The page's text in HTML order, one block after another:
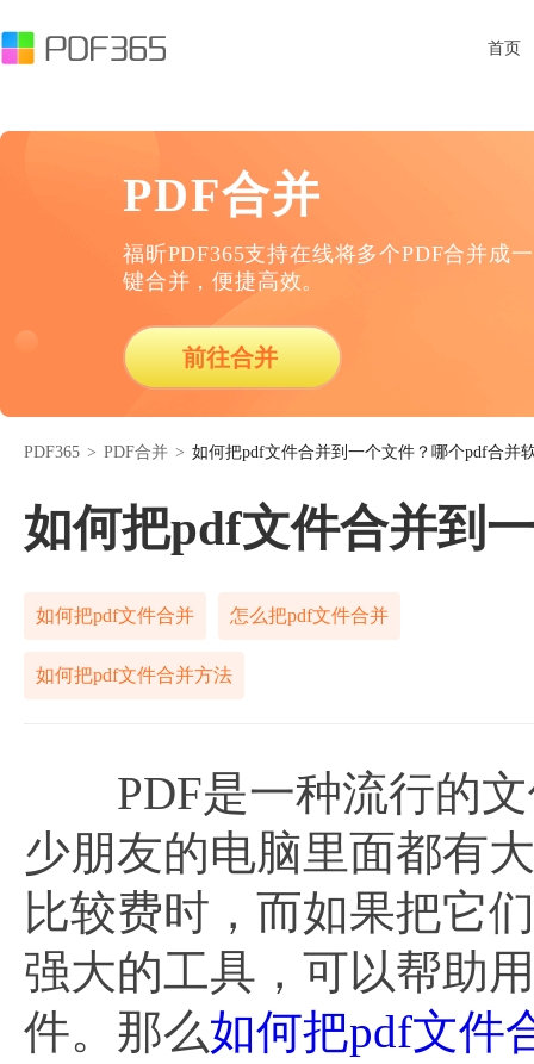
首页
PDF合并
福昕PDF365支持在线将多个PDF合并成
键合并，便捷高效。
前往合并
PDF365 > PDF合并 > 如何把pdf文件合并到一个文件？哪个pdf合并
如何把pdf文件合并到
如何把pdf文件合并 怎么把pdf文件合并
如何把pdf文件合并方法
PDF是一种流行的文
少朋友的电脑里面都有
比较费时，而如果把它
强大的工具，可以帮助
件。那么如何把pdf文件